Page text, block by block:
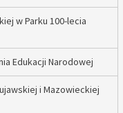
w Parku 100-lecia
Edukacji Narodowej
i Mazowieckiej